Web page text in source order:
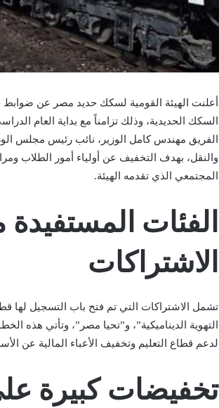
أعلنت الهيئة القومية لسكك حديد مصر عن
السكك الحديدية، وذلك تزامناً مع بداية العام
الفريق مهندس كامل الوزير، نائب رئيس مجلس
والنقل، بهدف التخفيف عن أولياء أمور الطلاب
المجتمعي الذي تقدمه الهيئة.
الفئات
الاشتراكات
تشمل الاشتراكات التي تم فتح باب التسجيل لها
التهوية الديناميكية”، و”تحيا مصر”، وتأتي هذه
لدعم قطاع التعليم وتخفيف الأعباء المالية عن
تخفيضات كبيرة